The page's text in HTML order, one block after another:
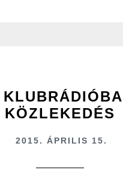
KÖZLEKEDÉS
2015. ÁPRILIS 15.